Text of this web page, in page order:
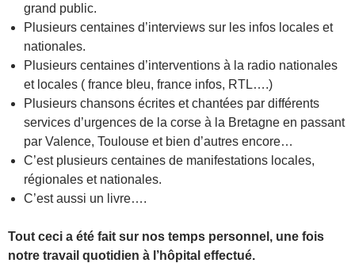
grand public.
Plusieurs centaines d’interviews sur les infos locales et
nationales.
Plusieurs centaines d’interventions à la radio nationales
et locales ( france bleu, france infos, RTL….)
Plusieurs chansons écrites et chantées par différents
services d’urgences de la corse à la Bretagne en passant
par Valence, Toulouse et bien d’autres encore…
C’est plusieurs centaines de manifestations locales,
régionales et nationales.
C’est aussi un livre….
Tout ceci a été fait sur nos temps personnel, une fois
notre travail quotidien à l’hôpital effectué.